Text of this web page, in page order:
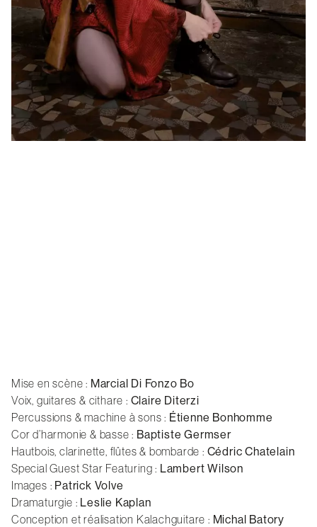
Mise en scène : Marcial Di Fonzo Bo
Voix, guitares & cithare : Claire Diterzi
Percussions & machine à sons : Étienne Bonhomme
Cor d’harmonie & basse : Baptiste Germser
Hautbois, clarinette, flûtes & bombarde : Cédric Chatelain
Special Guest Star Featuring : Lambert Wilson
Images : Patrick Volve
Dramaturgie : Leslie Kaplan
Conception et réalisation Kalachguitare : Michal Batory